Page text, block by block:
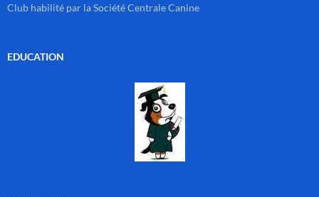
Club habilité par la Société Centrale Canine
EDUCATION